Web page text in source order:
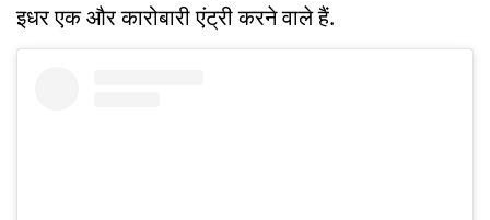
इधर एक और कारोबारी एंट्री करने वाले हैं.